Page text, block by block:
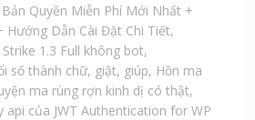
Quyền Miễn Phí Mới Nhất +
Hướng Dẫn Cài Đặt Chi Tiết,
1.3 Full không bot,
số thành chữ, giật, giúp, Hồn ma
ma rùng rợn kinh dị có thật,
api của JWT Authentication for WP